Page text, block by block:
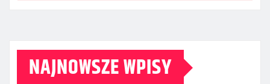
NAJNOWSZE WPISY